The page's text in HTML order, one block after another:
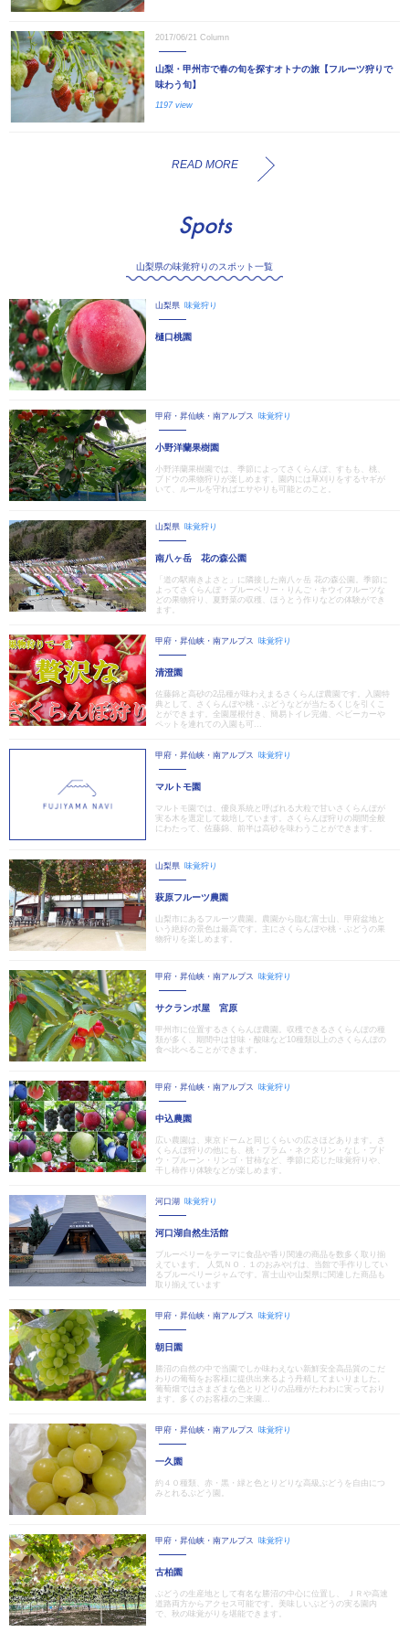
2017/06/21 Column
山梨・甲州市で春の旬を探すオトナの旅【フルーツ狩りで
味わう旬】
1197 view
READ MORE
Spots
山梨県の味覚狩りのスポット一覧
山梨県 味覚狩り
樋口桃園
甲府・昇仙峡・南アルプス 味覚狩り
小野洋蘭果樹園
小野洋蘭果樹園では、季節によってさくらんぼ、すもも、桃、
ブドウの果物狩りが楽しめます。園内には草刈りをするヤギが
いて、ルールを守ればエサやりも可能とのこと。
山梨県 味覚狩り
南八ヶ岳 花の森公園
「道の駅南きよさと」に隣接した南八ヶ岳 花の森公園。季節に
よってさくらんぼ・ブルーベリー・りんご・キウイフルーツな
どの果物狩り、夏野菜の収穫、ほうとう作りなどの体験ができ
ます。
甲府・昇仙峡・南アルプス 味覚狩り
清澄園
佐藤錦と高砂の2品種が味わえまるさくらんぼ農園です。入園特
典として、さくらんぼや桃・ぶどうなどが当たるくじを引くこ
とができます。全園屋根付き、簡易トイレ完備、ベビーカーや
ペットを連れての入園も可...
甲府・昇仙峡・南アルプス 味覚狩り
マルトモ園
マルトモ園では、優良系統と呼ばれる大粒で甘いさくらんぼが
実る木を選定して栽培しています。さくらんぼ狩りの期間全般
にわたって、佐藤錦、前半は高砂を味わうことができます。
山梨県 味覚狩り
萩原フルーツ農園
山梨市にあるフルーツ農園。農園から臨む富士山、甲府盆地と
いう絶好の景色は最高です。主にさくらんぼや桃・ぶどうの果
物狩りを楽しめます。
甲府・昇仙峡・南アルプス 味覚狩り
サクランボ屋 宮原
甲州市に位置するさくらんぼ農園。収穫できるさくらんぼの種
類が多く、期間中は甘味・酸味など10種類以上のさくらんぼの
食べ比べることができます。
甲府・昇仙峡・南アルプス 味覚狩り
中込農園
広い農園は、東京ドームと同じくらいの広さほどあります。さ
くらんぼ狩りの他にも、桃・プラム・ネクタリン・なし・ブド
ウ・プルーン・リンゴ・甘柿など、季節に応じた味覚狩りや、
干し柿作り体験などが楽しめます。
河口湖 味覚狩り
河口湖自然生活館
ブルーベリーをテーマに食品や香り関連の商品を数多く取り揃
えています。 人気ＮＯ．１のおみやげは、当館で手作りしてい
るブルーベリージャムです。富士山や山梨県に関連した商品も
取り揃えています
甲府・昇仙峡・南アルプス 味覚狩り
朝日園
勝沼の自然の中で当園でしか味わえない新鮮安全高品質のこだ
わりの葡萄をお客様に提供出来るよう丹精してまいりました。
葡萄畑ではさまざまな色とりどりの品種がたわわに実っており
ます。多くのお客様のご来園...
甲府・昇仙峡・南アルプス 味覚狩り
一久園
約４０種類、赤・黒・緑と色とりどりな高級ぶどうを自由につ
みとれるぶどう園。
甲府・昇仙峡・南アルプス 味覚狩り
古柏園
ぶどうの生産地として有名な勝沼の中心に位置し、 ＪＲや高速
道路両方からアクセス可能です。美味しいぶどうの実る園内
で、秋の味覚がりを堪能できます。